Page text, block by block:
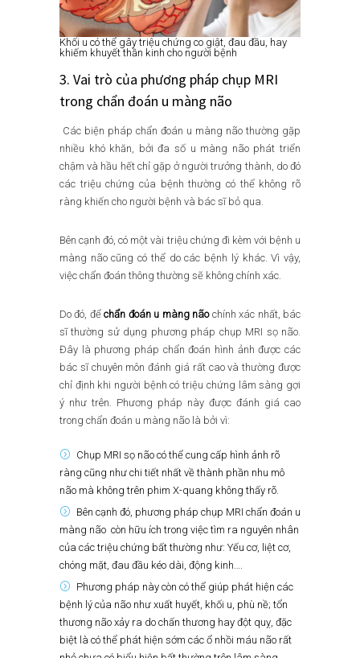
Khối u có thể gây triệu chứng co giật, đau đầu, hay
khiếm khuyết thần kinh cho người bệnh
3. Vai trò của phương pháp chụp MRI
trong chẩn đoán u màng não
Các biện pháp chẩn đoán u màng não thường gặp
nhiều khó khăn, bởi đa số u màng não phát triển
chậm và hầu hết chỉ gặp ở người trưởng thành, do đó
các triệu chứng của bệnh thường có thể không rõ
ràng khiến cho người bệnh và bác sĩ bỏ qua.
Bên cạnh đó, có một vài triệu chứng đi kèm với bệnh u
màng não cũng có thể do các bệnh lý khác. Vì vậy,
việc chẩn đoán thông thường sẽ không chính xác.
Do đó, đểchẩn đoán u màng nãochính xác nhất, bác
sĩ thường sử dụng phương pháp chụp MRI sọ não.
Đây là phương pháp chẩn đoán hình ảnh được các
bác sĩ chuyên môn đánh giá rất cao và thường được
chỉ định khi người bệnh có triệu chứng lâm sàng gợi
ý như trên. Phương pháp này được đánh giá cao
trong chẩn đoán u màng não là bởi vì:
Chụp MRI sọ não có thể cung cấp hình ảnh rõ
ràng cũng như chi tiết nhất về thành phần nhu mô
não mà không trên phim X-quang không thấy rõ.
Bên cạnh đó, phương pháp chụp MRI chẩn đoán u
màng não còn hữu ích trong việc tìm ra nguyên nhân
của các triệu chứng bất thường như: Yếu cơ, liệt cơ,
chóng mặt, đau đầu kéo dài, động kinh….
Phương pháp này còn có thể giúp phát hiện các
bệnh lý của não như xuất huyết, khối u, phù nề; tổn
thương não xảy ra do chấn thương hay đột quỵ, đặc
biệt là có thể phát hiện sớm các ổ nhồi máu não rất